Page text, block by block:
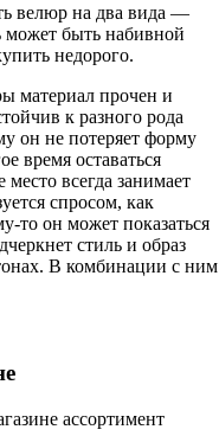
велюр на два вида —
может быть набивной
недорого.
материал прочен и
к разного рода
он не потеряет форму
время оставаться
всегда занимает
спросом, как
то он может показаться
стиль и образ
В комбинации с ним
ассортимент